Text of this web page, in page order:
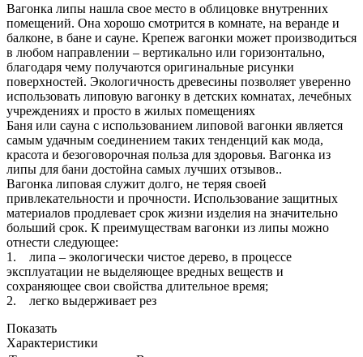
Вагонка липы нашла свое место в облицовке внутренних
помещений. Она хорошо смотрится в комнате, на веранде и
балконе, в бане и сауне. Крепеж вагонки может производиться
в любом направлении – вертикально или горизонтально,
благодаря чему получаются оригинальные рисунки
поверхностей. Экологичность древесины позволяет уверенно
использовать липовую вагонку в детских комнатах, лечебных
учреждениях и просто в жилых помещениях
Баня или сауна с использованием липовой вагонки является
самым удачным соединением таких тенденций как мода,
красота и безоговорочная польза для здоровья. Вагонка из
липы для бани достойна самых лучших отзывов..
Вагонка липовая служит долго, не теряя своей
привлекательности и прочности. Использование защитных
материалов продлевает срок жизни изделия на значительно
больший срок. К преимуществам вагонки из липы можно
отнести следующее:
1. липа – экологически чистое дерево, в процессе
эксплуатации не выделяющее вредных веществ и
сохраняющее свои свойства длительное время;
2. легко выдерживает рез
Показать
Характеристики